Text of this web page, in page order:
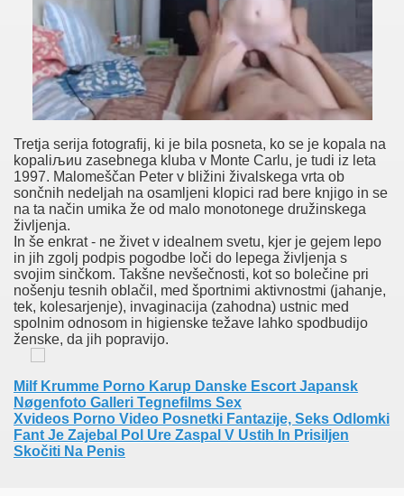
Tretja serija fotografij, ki je bila posneta, ko se je kopala na
kopaliљиu zasebnega kluba v Monte Carlu, je tudi iz leta
1997. Malomeščan Peter v bližini živalskega vrta ob
sončnih nedeljah na osamljeni klopici rad bere knjigo in se
na ta način umika že od malo monotonege družinskega
življenja.
In še enkrat - ne živet v idealnem svetu, kjer je gejem lepo
in jih zgolj podpis pogodbe loči do lepega življenja s
svojim sinčkom. Takšne nevšečnosti, kot so bolečine pri
nošenju tesnih oblačil, med športnimi aktivnostmi (jahanje,
tek, kolesarjenje), invaginacija (zahodna) ustnic med
spolnim odnosom in higienske težave lahko spodbudijo
ženske, da jih popravijo.
Milf Krumme Porno Karup Danske Escort Japansk
Nøgenfoto Galleri Tegnefilms Sex
Xvideos Porno Video Posnetki Fantazije, Seks Odlomki
Fant Je Zajebal Pol Ure Zaspal V Ustih In Prisiljen
Skočiti Na Penis
Mannen Te Ontmoeten Rijnsaterwoude Grote
Nues
Zamegljevanje Vida
Chicas Tubo
I Alle Huller Gratis Porno Videoer Anal Sex
Azgın Hisseder..
Ve Serin Genç Gay Erkekler Seks Fotoğraf Snapchat..